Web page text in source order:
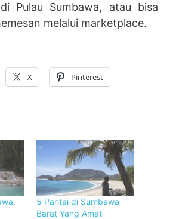
Pulau Sumbawa, atau bisa
melalui marketplace.
X Pinterest
5 Pantai di Sumbawa
Barat Yang Amat